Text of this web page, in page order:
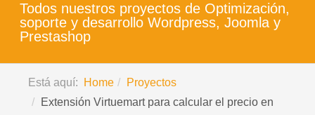
Todos nuestros proyectos de Optimización,
soporte y desarrollo Wordpress, Joomla y
Prestashop
Está aquí: Home
Proyectos
Extensión Virtuemart para calcular el precio en